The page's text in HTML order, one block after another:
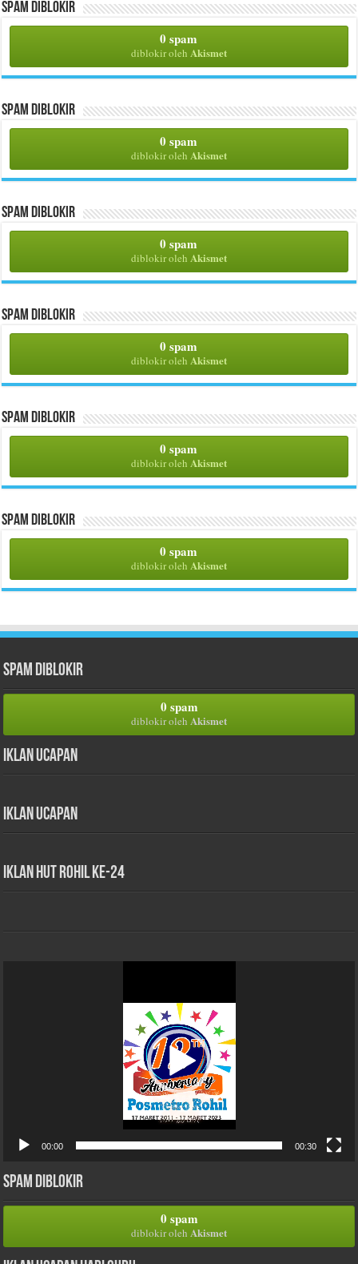
Spam Diblokir
0 spam
diblokir oleh Akismet
Spam Diblokir
0 spam
diblokir oleh Akismet
Spam Diblokir
0 spam
diblokir oleh Akismet
Spam Diblokir
0 spam
diblokir oleh Akismet
Spam Diblokir
0 spam
diblokir oleh Akismet
Spam Diblokir
0 spam
diblokir oleh Akismet
Spam Diblokir
0 spam
diblokir oleh Akismet
Iklan Ucapan
Iklan Ucapan
iklan HUT Rohil Ke-24
00:00 00:30
Spam Diblokir
0 spam
diblokir oleh Akismet